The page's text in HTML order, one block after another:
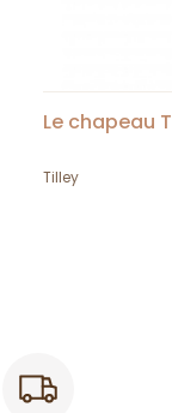
Le chapeau
Tilley